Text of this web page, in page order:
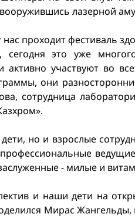
лазерной
нас проходит фестиваль
сегодня это уже
активно участвуют во
они
сотрудница
но и взрослые
профессиональные
- милые и
и наши дети на
Мирас